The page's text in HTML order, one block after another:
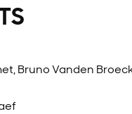
Bruno Vanden